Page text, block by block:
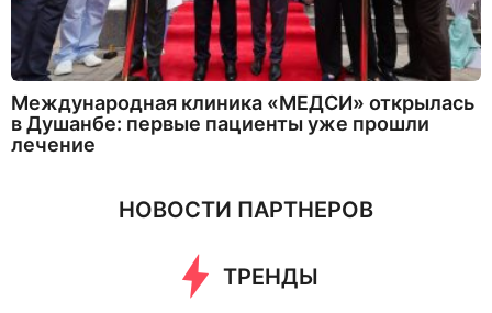
Международная клиника «МЕДСИ» открылась
в Душанбе: первые пациенты уже прошли
лечение
НОВОСТИ ПАРТНЕРОВ
ТРЕНДЫ